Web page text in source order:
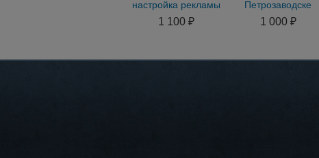
настройка рекламы
от 1 дня
1 100 ₽
Петрозаводске
онлайн магия
гадание
1 000 ₽